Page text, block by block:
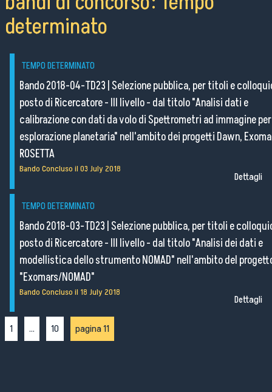
determinato
TEMPO DETERMINATO
Bando 2018-04-TD23 Selezione pubblica, per titoli e
posto di Ricercatore - III livello - dal titolo "Analisi dati e
calibrazione con dati da volo di Spettrometri ad immagine per
esplorazione planetaria" nell'ambito dei progetti Dawn,
ROSETTA
Bando Concluso il 03 July 2018
Dettagli
TEMPO DETERMINATO
Bando 2018-03-TD23 Selezione pubblica, per titoli e
posto di Ricercatore - III livello - dal titolo "Analisi dei dati e
modellistica dello strumento NOMAD" nell'ambito del
"Exomars/NOMAD"
Bando Concluso il 18 July 2018
Dettagli
1 ... 10 pagina 11
Come raggiungerci
Elenchi del personale
Bandi di gara
Ordini e Determine
Automatizzazione delle procedure
Consulenti e collaboratori
Eventi e Manifestazioni
Attività per le scuole
Per il personale